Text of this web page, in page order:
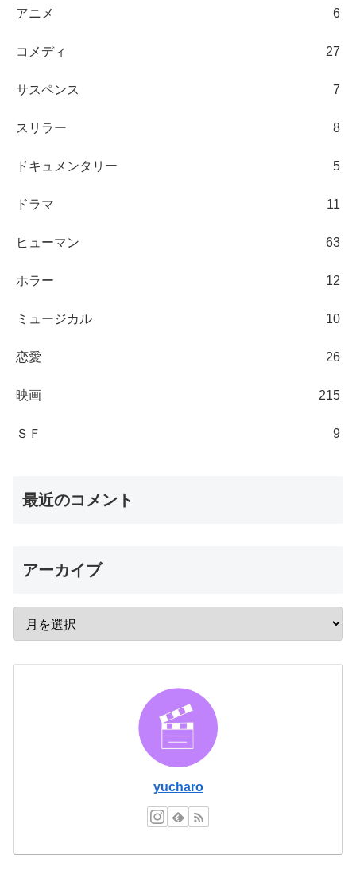
アニメ 6
コメディ 27
サスペンス 7
スリラー 8
ドキュメンタリー 5
ドラマ 11
ヒューマン 63
ホラー 12
ミュージカル 10
恋愛 26
映画 215
ＳＦ 9
最近のコメント
アーカイブ
yucharo